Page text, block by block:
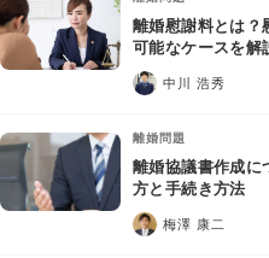
離婚慰謝料とは？
可能なケースを解
中川 浩秀
離婚問題
離婚協議書作成に
方と手続き方法
梅澤 康二